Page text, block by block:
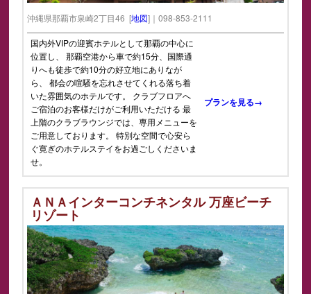
沖縄県那覇市泉崎2丁目46 [地図]｜098-853-2111
国内外VIPの迎賓ホテルとして那覇の中心に
位置し、 那覇空港から車で約15分、国際通
りへも徒歩で約10分の好立地にありなが
ら、 都会の喧騒を忘れさせてくれる落ち着
いた雰囲気のホテルです。 クラブフロアへ
ご宿泊のお客様だけがご利用いただける 最
上階のクラブラウンジでは、専用メニューを
ご用意しております。 特別な空間で心安ら
ぐ寛ぎのホテルステイをお過ごしくださいま
せ。
プランを見る→
ＡＮＡインターコンチネンタル 万座ビーチ
リゾート